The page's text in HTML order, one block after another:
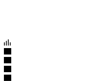
Артикул:
АКБ для Micromax S300
Подробности